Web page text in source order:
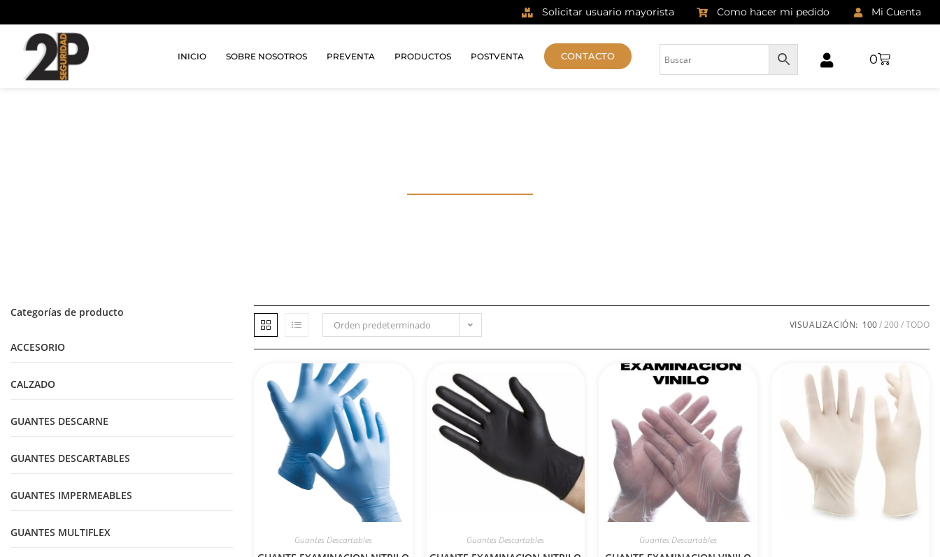
Solicitar usuario mayorista Como hacer mi pedido Mi Cuenta
INICIO SOBRE NOSOTROS PREVENTA PRODUCTOS POSTVENTA CONTACTO 0
Categorías de producto
ACCESORIO
CALZADO
GUANTES DESCARNE
GUANTES DESCARTABLES
GUANTES IMPERMEABLES
GUANTES MULTIFLEX
Orden predeterminado VISUALIZACIÓN: 100 200 TODO
Guantes Descartables Guantes Descartables Guantes Descartables